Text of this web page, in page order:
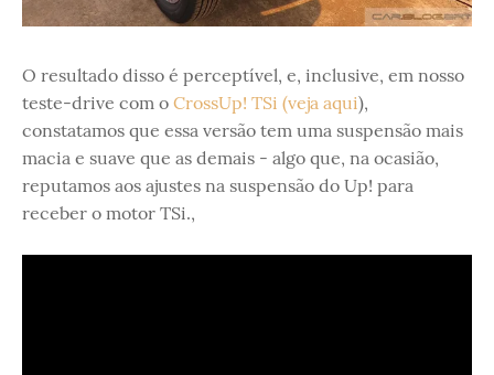
O resultado disso é perceptível, e, inclusive, em nosso
teste-drive com o CrossUp! TSi (veja aqui),
constatamos que essa versão tem uma suspensão mais
macia e suave que as demais - algo que, na ocasião,
reputamos aos ajustes na suspensão do Up! para
receber o motor TSi.,